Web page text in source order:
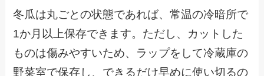
冬瓜は丸ごとの状態であれば、常温の冷暗所で
1か月以上保存できます。ただし、カットした
ものは傷みやすいため、ラップをして冷蔵庫の
野菜室で保存し、できるだけ早めに使い切るの